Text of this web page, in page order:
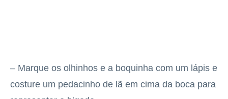
– Marque os olhinhos e a boquinha com um lápis e
costure um pedacinho de lã em cima da boca para